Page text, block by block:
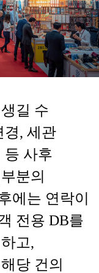
길 수
경, 세관
등 사후
분의
에는 연락이
전용 DB를
고,
당 건의